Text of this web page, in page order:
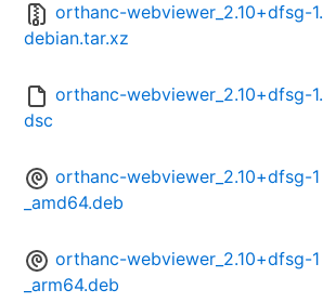
orthanc-webviewer_2.10+dfsg-1.
debian.tar.xz
orthanc-webviewer_2.10+dfsg-1.
dsc
orthanc-webviewer_2.10+dfsg-1
_amd64.deb
orthanc-webviewer_2.10+dfsg-1
_arm64.deb